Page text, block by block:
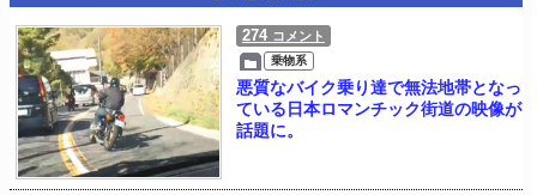
274 コメント
乗物系
悪質なバイク乗り達で無法地帯となっ
ている日本ロマンチック街道の映像が
話題に。